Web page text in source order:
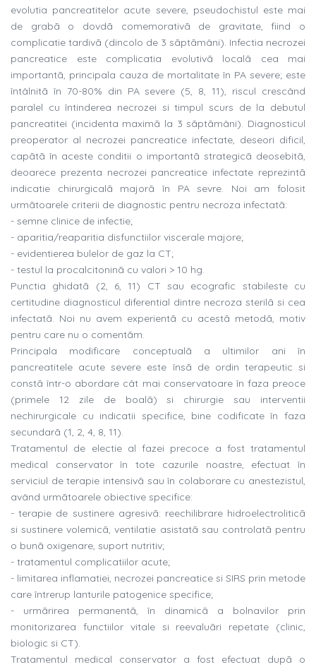
evolutia pancreatitelor acute severe, pseudochistul este mai
de grabã o dovdã comemorativã de gravitate, fiind o
complicatie tardivã (dincolo de 3 sãptãmâni). Infectia necrozei
pancreatice este complicatia evolutivã localã cea mai
importantã, principala cauza de mortalitate în PA severe; este
întâlnitã în 70-80% din PA severe (5, 8, 11), riscul crescând
paralel cu întinderea necrozei si timpul scurs de la debutul
pancreatitei (incidenta maximã la 3 sãptãmâni). Diagnosticul
preoperator al necrozei pancreatice infectate, deseori dificil,
capãtã în aceste conditii o importantã strategicã deosebitã,
deoarece prezenta necrozei pancreatice infectate reprezintã
indicatie chirurgicalã majorã în PA sevre. Noi am folosit
urmãtoarele criterii de diagnostic pentru necroza infectatã:
- semne clinice de infectie;
- aparitia/reaparitia disfunctiilor viscerale majore;
- evidentierea bulelor de gaz la CT;
- testul la procalcitoninã cu valori > 10 hg.
Punctia ghidatã (2, 6, 11) CT sau ecografic stabileste cu
certitudine diagnosticul diferential dintre necroza sterilã si cea
infectatã. Noi nu avem experientã cu acestã metodã, motiv
pentru care nu o comentãm.
Principala modificare conceptualã a ultimilor ani în
pancreatitele acute severe este însã de ordin terapeutic si
constã într-o abordare cât mai conservatoare în faza preoce
(primele 12 zile de boalã) si chirurgie sau interventii
nechirurgicale cu indicatii specifice, bine codificate în faza
secundarã (1, 2, 4, 8, 11).
Tratamentul de electie al fazei precoce a fost tratamentul
medical conservator în tote cazurile noastre, efectuat în
serviciul de terapie intensivã sau în colaborare cu anestezistul,
având urmãtoarele obiective specifice:
- terapie de sustinere agresivã: reechilibrare hidroelectroliticã
si sustinere volemicã, ventilatie asistatã sau controlatã pentru
o bunã oxigenare, suport nutritiv;
- tratamentul complicatiilor acute;
- limitarea inflamatiei, necrozei pancreatice si SIRS prin metode
care întrerup lanturile patogenice specifice;
- urmãrirea permanentã, în dinamicã a bolnavilor prin
monitorizarea functiilor vitale si reevaluãri repetate (clinic,
biologic si CT).
Tratamentul medical conservator a fost efectuat dupã o